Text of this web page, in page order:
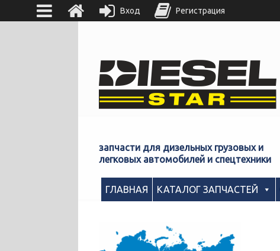
запчасти для дизельных грузовых и
легковых автомобилей и спецтехники
ГЛАВНАЯ КАТАЛОГ ЗАПЧАСТЕЙ
Вход Регистрация